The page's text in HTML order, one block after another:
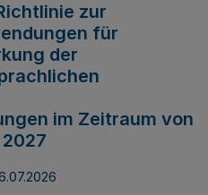
zur
für
der
im Zeitraum von